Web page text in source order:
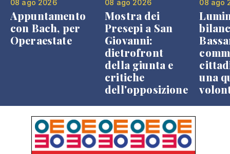
08 ago 2026
Appuntamento
con Bach, per
Operaestate
08 ago 2026
Mostra dei
Presepi a San
Giovanni:
dietrofront
della giunta e
critiche
dell'opposizione
08 ago
una